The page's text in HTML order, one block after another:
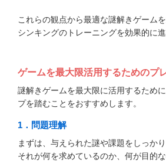
これらの観点から最適な謎解きゲーム
シンキングのトレーニングを効果的に
ゲームを最大限活用するためのプ
謎解きゲームを最大限に活用するため
プを踏むことをおすすめします。
1．問題理解
まずは、与えられた謎や課題をしっか
それが何を求めているのか、何が目的